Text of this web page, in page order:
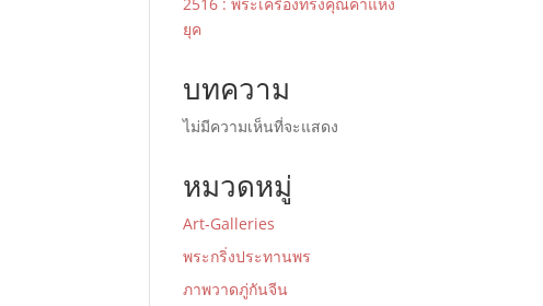
ยุค
บทความ
ไม่มีความเห็นที่จะแสดง
หมวดหมู่
Art-Galleries
พระกริ่งประทานพร
ภาพวาดภู่กันจีน